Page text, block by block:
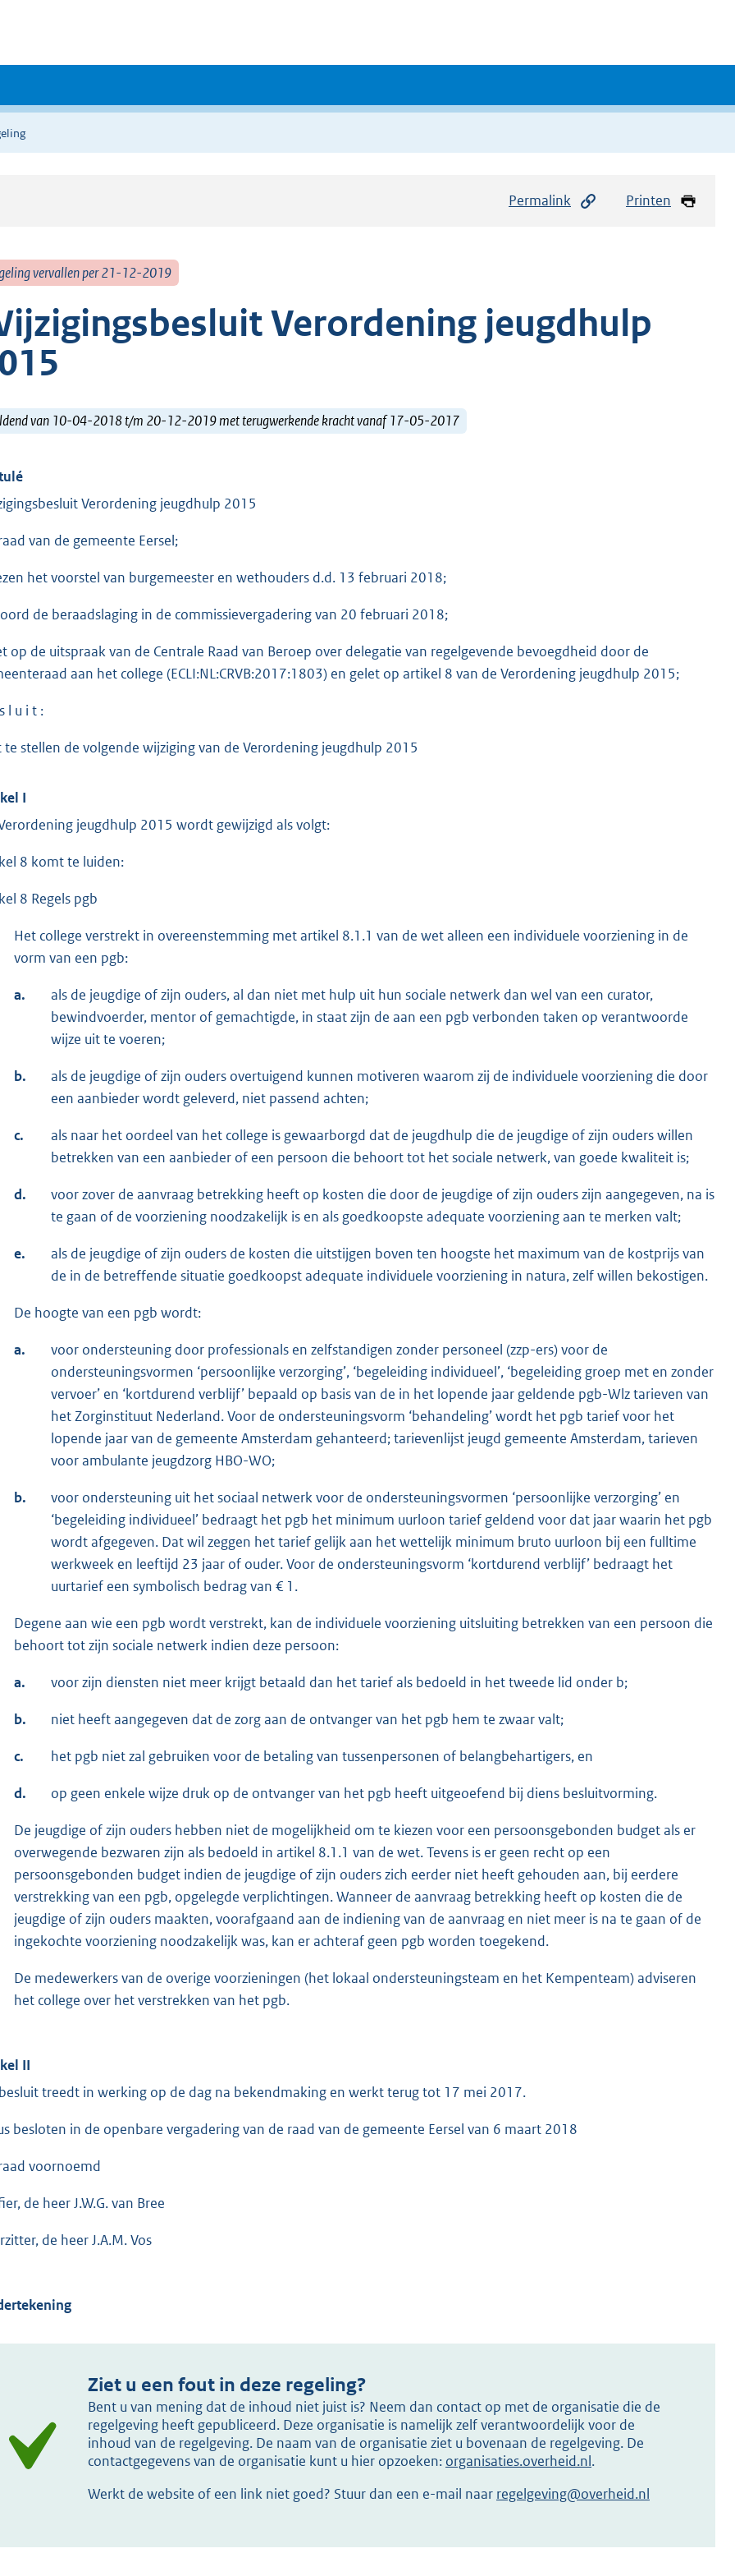
Permalink Printen
vervallen per 21-12-2019
Verordening jeugdhulp
van 10-04-2018 t/m 20-12-2019 met terugwerkende kracht vanaf 17-05-2017
Verordening jeugdhulp 2015
van de gemeente Eersel;
het voorstel van burgemeester en wethouders d.d. 13 februari 2018;
de beraadslaging in de commissievergadering van 20 februari 2018;
op de uitspraak van de Centrale Raad van Beroep over delegatie van regelgevende bevoegdheid door de
aan het college (ECLI:NL:CRVB:2017:1803) en gelet op artikel 8 van de Verordening jeugdhulp 2015;
l u i t :
te stellen de volgende wijziging van de Verordening jeugdhulp 2015
I
jeugdhulp 2015 wordt gewijzigd als volgt:
8 komt te luiden:
8 Regels pgb
Het college verstrekt in overeenstemming met artikel 8.1.1 van de wet alleen een individuele voorziening in de
vorm van een pgb:
a.
als de jeugdige of zijn ouders, al dan niet met hulp uit hun sociale netwerk dan wel van een curator,
bewindvoerder, mentor of gemachtigde, in staat zijn de aan een pgb verbonden taken op verantwoorde
wijze uit te voeren;
b.
als de jeugdige of zijn ouders overtuigend kunnen motiveren waarom zij de individuele voorziening die door
een aanbieder wordt geleverd, niet passend achten;
c.
als naar het oordeel van het college is gewaarborgd dat de jeugdhulp die de jeugdige of zijn ouders willen
betrekken van een aanbieder of een persoon die behoort tot het sociale netwerk, van goede kwaliteit is;
d.
voor zover de aanvraag betrekking heeft op kosten die door de jeugdige of zijn ouders zijn aangegeven, na is
te gaan of de voorziening noodzakelijk is en als goedkoopste adequate voorziening aan te merken valt;
e.
als de jeugdige of zijn ouders de kosten die uitstijgen boven ten hoogste het maximum van de kostprijs van
de in de betreffende situatie goedkoopst adequate individuele voorziening in natura, zelf willen bekostigen.
De hoogte van een pgb wordt:
a.
voor ondersteuning door professionals en zelfstandigen zonder personeel (zzp-ers) voor de
ondersteuningsvormen ‘persoonlijke verzorging’, ‘begeleiding individueel’, ‘begeleiding groep met en zonder
vervoer’ en ‘kortdurend verblijf’ bepaald op basis van de in het lopende jaar geldende pgb-Wlz tarieven van
het Zorginstituut Nederland. Voor de ondersteuningsvorm ‘behandeling’ wordt het pgb tarief voor het
lopende jaar van de gemeente Amsterdam gehanteerd; tarievenlijst jeugd gemeente Amsterdam, tarieven
voor ambulante jeugdzorg HBO-WO;
b.
voor ondersteuning uit het sociaal netwerk voor de ondersteuningsvormen ‘persoonlijke verzorging’ en
‘begeleiding individueel’ bedraagt het pgb het minimum uurloon tarief geldend voor dat jaar waarin het pgb
wordt afgegeven. Dat wil zeggen het tarief gelijk aan het wettelijk minimum bruto uurloon bij een fulltime
werkweek en leeftijd 23 jaar of ouder. Voor de ondersteuningsvorm ‘kortdurend verblijf’ bedraagt het
uurtarief een symbolisch bedrag van € 1.
Degene aan wie een pgb wordt verstrekt, kan de individuele voorziening uitsluiting betrekken van een persoon die
behoort tot zijn sociale netwerk indien deze persoon:
a. voor zijn diensten niet meer krijgt betaald dan het tarief als bedoeld in het tweede lid onder b;
b. niet heeft aangegeven dat de zorg aan de ontvanger van het pgb hem te zwaar valt;
c. het pgb niet zal gebruiken voor de betaling van tussenpersonen of belangbehartigers, en
d. op geen enkele wijze druk op de ontvanger van het pgb heeft uitgeoefend bij diens besluitvorming.
De jeugdige of zijn ouders hebben niet de mogelijkheid om te kiezen voor een persoonsgebonden budget als er
overwegende bezwaren zijn als bedoeld in artikel 8.1.1 van de wet. Tevens is er geen recht op een
persoonsgebonden budget indien de jeugdige of zijn ouders zich eerder niet heeft gehouden aan, bij eerdere
verstrekking van een pgb, opgelegde verplichtingen. Wanneer de aanvraag betrekking heeft op kosten die de
jeugdige of zijn ouders maakten, voorafgaand aan de indiening van de aanvraag en niet meer is na te gaan of de
ingekochte voorziening noodzakelijk was, kan er achteraf geen pgb worden toegekend.
De medewerkers van de overige voorzieningen (het lokaal ondersteuningsteam en het Kempenteam) adviseren
het college over het verstrekken van het pgb.
II
treedt in werking op de dag na bekendmaking en werkt terug tot 17 mei 2017.
besloten in de openbare vergadering van de raad van de gemeente Eersel van 6 maart 2018
voornoemd
de heer J.W.G. van Bree
de heer J.A.M. Vos
Ziet u een fout in deze regeling?
Bent u van mening dat de inhoud niet juist is? Neem dan contact op met de organisatie die de
regelgeving heeft gepubliceerd. Deze organisatie is namelijk zelf verantwoordelijk voor de
inhoud van de regelgeving. De naam van de organisatie ziet u bovenaan de regelgeving. De
contactgegevens van de organisatie kunt u hier opzoeken: organisaties.overheid.nl.
Werkt de website of een link niet goed? Stuur dan een e-mail naar regelgeving@overheid.nl